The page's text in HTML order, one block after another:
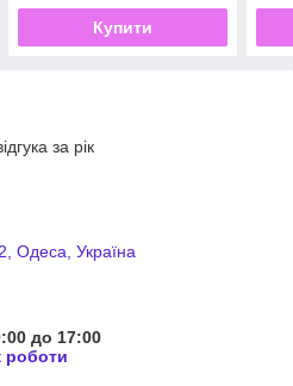
Купити
за рік
Одеса, Україна
до 17:00
роботи